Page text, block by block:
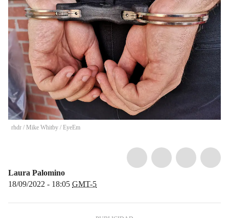
rhdr / Mike Whitby / EyeEm
Laura Palomino
18/09/2022 - 18:05 GMT-5